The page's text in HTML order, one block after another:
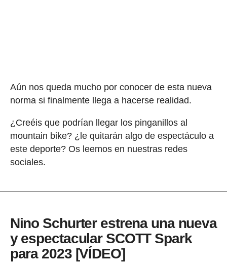
Aún nos queda mucho por conocer de esta nueva
norma si finalmente llega a hacerse realidad.
¿Creéis que podrían llegar los pinganillos al
mountain bike? ¿le quitarán algo de espectáculo a
este deporte? Os leemos en nuestras redes
sociales.
Nino Schurter estrena una nueva
y espectacular SCOTT Spark
para 2023 [VÍDEO]